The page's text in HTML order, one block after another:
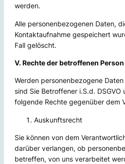
werden.
Alle personenbezogenen Daten,
Kontaktaufnahme gespeichert
Fall gelöscht.
V. Rechte der betroffenen Person
Werden personenbezogene
sind Sie Betroffener i.S.d. DSGVO
folgende Rechte gegenüber dem
Auskunftsrecht
Sie können von dem
darüber verlangen, ob
betreffen, von uns verarbeitet